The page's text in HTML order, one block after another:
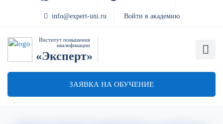
info@expert-uni.ru Войти в академию
Институт повышения
квалификации
«Эксперт»
ЗАЯВКА НА ОБУЧЕНИЕ